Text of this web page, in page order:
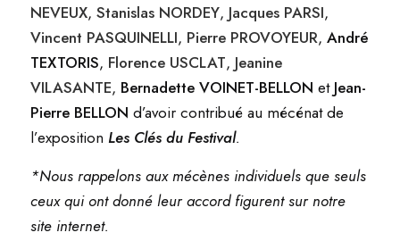
NEVEUX, Stanislas NORDEY, Jacques PARSI,
Vincent PASQUINELLI, Pierre PROVOYEUR, André
TEXTORIS, Florence USCLAT, Jeanine
VILASANTE, Bernadette VOINET-BELLON et Jean-
Pierre BELLON d’avoir contribué au mécénat de
l’exposition Les Clés du Festival.
*Nous rappelons aux mécènes individuels que seuls
ceux qui ont donné leur accord figurent sur notre
site internet.